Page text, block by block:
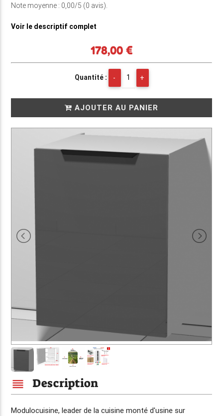
Note moyenne : 0,00/5 (0 avis).
Voir le descriptif complet
178,00 €
Quantité :
AJOUTER AU PANIER
reorder Description
Modulocuisine, leader de la cuisinemonté d'usine sur